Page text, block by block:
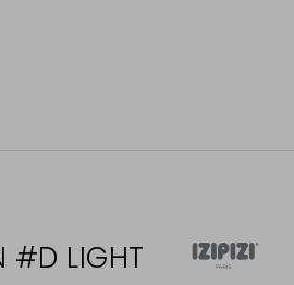
#D LIGHT